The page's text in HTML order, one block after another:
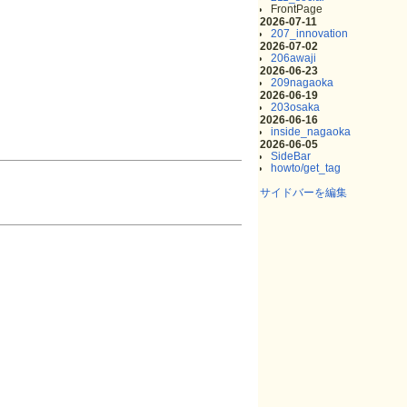
FrontPage
2026-07-11
207_innovation
2026-07-02
206awaji
2026-06-23
209nagaoka
2026-06-19
203osaka
2026-06-16
inside_nagaoka
2026-06-05
SideBar
howto/get_tag
サイドバーを編集